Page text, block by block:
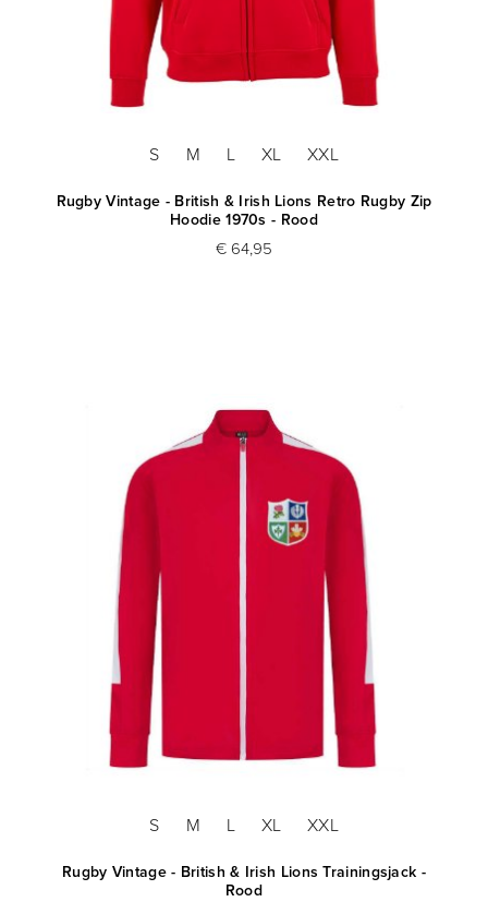
S M L XL XXL
Rugby Vintage - British & Irish Lions Retro Rugby Zip
Hoodie 1970s - Rood
€ 64,95
S M L XL XXL
Rugby Vintage - British & Irish Lions Trainingsjack -
Rood